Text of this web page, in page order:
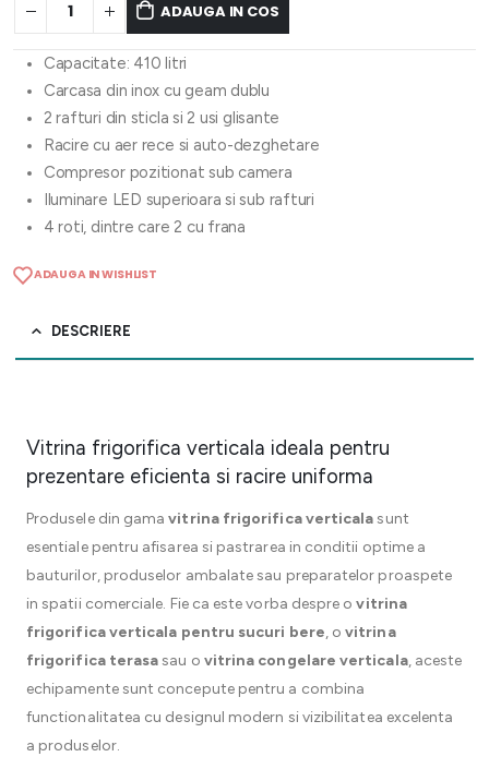
ADAUGA IN COS
Capacitate: 410 litri
Carcasa din inox cu geam dublu
2 rafturi din sticla si 2 usi glisante
Racire cu aer rece si auto-dezghetare
Compresor pozitionat sub camera
Iluminare LED superioara si sub rafturi
4 roti, dintre care 2 cu frana
ADAUGA IN WISHLIST
DESCRIERE
Vitrina frigorifica verticala ideala pentru
prezentare eficienta si racire uniforma
Produsele din gamavitrina frigorifica verticalasunt
esentiale pentru afisarea si pastrarea in conditii optime a
bauturilor, produselor ambalate sau preparatelor proaspete
in spatii comerciale. Fie ca este vorba despre ovitrina
frigorifica verticala pentru sucuri bere, ovitrina
frigorifica terasasau o vitrina congelare verticala, aceste
echipamente sunt concepute pentru a combina
functionalitatea cu designul modern si vizibilitatea excelenta
a produselor.